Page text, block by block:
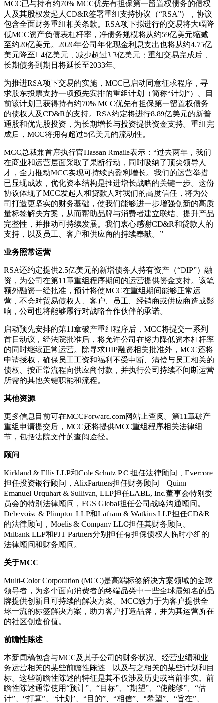
MCC已与持有约70% MCC优先有担保第一留置权债务的债权
人及其股权发起人CD&R签署重组支持协议（“RSA”），协议
包含全面财务重组相关条款。RSA项下拟进行的交易将大幅降
低MCC资产负债表杠杆率，净债务规模将从约59亿美元缩减
至约20亿美元。2026年公司年化现金利息支出也将从约4.75亿
美元降至1.4亿美元，减少超过3.3亿美元；重组交易完成后，
长期债务到期日将延长至2033年。
为推进RSA项下交易的实施，MCC已启动同意征求程序，寻
求股东投票支持一项预先安排的重组计划（简称“计划”）。目
前该计划已获得持有约70% MCC优先有担保第一留置权债务
的债权人及CD&R的支持。RSA约定将进行8.89亿美元的新普
通股和优先股投资，为长期增长与投资提供资金支持。重组完
成后，MCC将拥有超过5亿美元的流动性。
MCC总裁兼首席执行官Hassan Rmaile表示：“过去两年，我们
在商业和运营层面采取了果断行动，同时吸纳了顶尖领导人
才，全力推动MCC实现可持续的盈利增长。我们的运营举措
已显现成效，优化资本结构是推进增长战略的关键一步。这份
协议体现了MCC发起人和贷款人对我们的高度信任，将为公
司打造更坚实的财务基础，使我们能够进一步增强创新的高质
量标签解决方案，从而帮助品牌与消费者建立联结、提升产品
完整性，并推动可持续发展。我们衷心感谢CD&R和贷款人的
支持，以及员工、客户和供应商的持续奉献。”
业务照常运营
RSA还约定提供2.5亿美元的新增债务人持有资产（“DIP”）融
资，为公司在第11章重组程序期间的运营提供资金支持。该笔
额外融资一经批准，预计将使MCC在重组期间能够正常运
营，不会对贸易债权人、客户、员工、经销商或供应商造成影
响，公司也将能够履行对战略合作伙伴的承诺。
启动预先安排的第11章破产重组程序后，MCC将提交一系列
首日动议，经法院批准后，将允许公司在努力降低资本杠杆率
的同时继续正常运营。除寻求DIP融资相关批准外，MCC还将
申请授权，确保员工工资和福利不受中断、清偿与员工相关的
债权、按正常流程向供应商付款，并执行公司持续不间断运营
所需的其他关键职能和流程。
其他资源
更多信息目前可在MCCForward.com网站上查阅。第11章破产
重组申请提交后，MCC还将提供MCC重组程序相关法律细
节，包括法院文件的查阅途径。
顾问
Kirkland & Ellis LLP和Cole Schotz P.C.担任法律顾问，Evercore
担任投资银行顾问，AlixPartners担任财务顾问，Quinn
Emanuel Urquhart & Sullivan, LLP担任LABL, Inc.董事会特别委
员会的特别法律顾问，FGS Global担任公司战略沟通顾问。
Debevoise & Plimpton LLP和Latham & Watkins LLP担任CD&R
的法律顾问，Moelis & Company LLC担任其财务顾问。
Milbank LLP和PJT Partners分别担任有担保债权人临时小组的
法律顾问和财务顾问。
关于MCC
Multi-Color Corporation (MCC)是高端标签解决方案领域的全球
领导者，为多个面向消费者的终端品类中一些全球最知名的品
牌提供创新且可持续的解决方案。MCC致力于为客户提供全
球一流的标签解决方案，助力客户打造品牌，并为其运营所在
的社区创造价值。
前瞻性陈述
本新闻稿包含与MCC及其子公司的财务状况、经营业绩和业
务运营相关的某些前瞻性陈述，以及与之相关的某些计划和目
标。这些前瞻性陈述的特征是其不仅涉及历史或当前事实。前
瞻性陈述通常使用“预计”、“目标”、“期望”、“使能够”、“估
计”、“打算”、“计划”、“目的”、“相信”、“希望”、“旨在”、